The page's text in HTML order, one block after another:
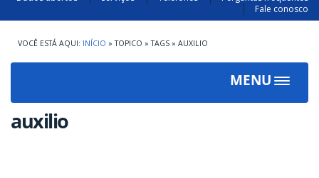
Fale conosco
INÍCIO » TOPICO » TAGS » AUXILIO
MENU
Toggle
auxilio